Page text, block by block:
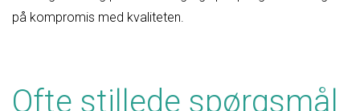
på kompromis med kvaliteten.
Ofte stillede spørgsmål